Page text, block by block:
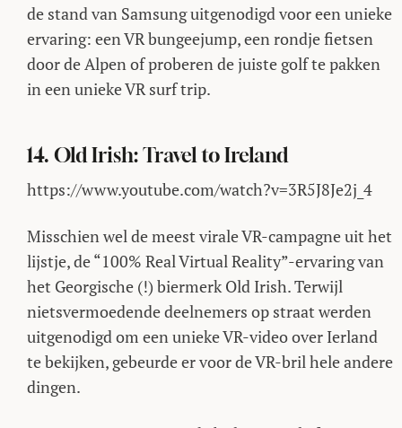
de stand van Samsung uitgenodigd voor een unieke
ervaring: een VR bungeejump, een rondje fietsen
door de Alpen of proberen de juiste golf te pakken
in een unieke VR surf trip.
14. Old Irish: Travel to Ireland
https://www.youtube.com/watch?v=3R5J8Je2j_4
Misschien wel de meest virale VR-campagne uit het
lijstje, de “100% Real Virtual Reality”-ervaring van
het Georgische (!) biermerk Old Irish. Terwijl
nietsvermoedende deelnemers op straat werden
uitgenodigd om een unieke VR-video over Ierland
te bekijken, gebeurde er voor de VR-bril hele andere
dingen.